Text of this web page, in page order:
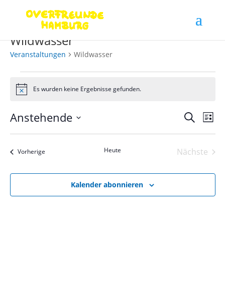
Wildwasser
Veranstaltungen Wildwasser
Veranstaltungen
HinweisEs wurden keine Ergebnisse gefunden.
Suche
SucheListe
Anstehende
VorherigeVeranstaltungen Heute
Nächste
Kalender abonnieren